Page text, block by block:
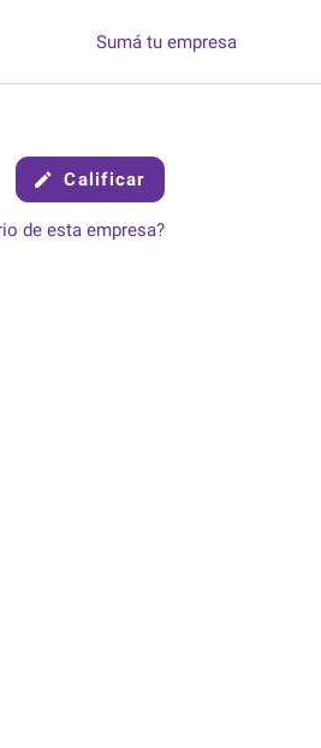
Sumá tu empresa
Calificar
de esta empresa?